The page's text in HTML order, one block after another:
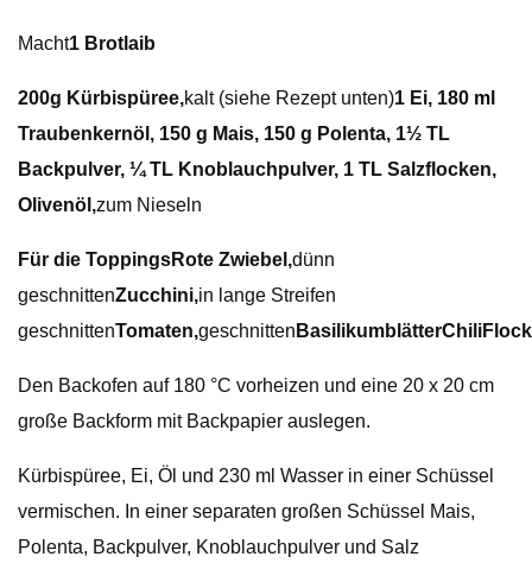
Macht1 Brotlaib
200g Kürbispüree,kalt (siehe Rezept unten)1 Ei, 180 ml
Traubenkernöl, 150 g Mais, 150 g Polenta, 1½ TL
Backpulver, ¼ TL Knoblauchpulver, 1 TL Salzflocken,
Olivenöl,zum Nieseln
Für die ToppingsRote Zwiebel,dünn
geschnittenZucchini,in lange Streifen
geschnittenTomaten,geschnitten BasilikumblätterChili
Den Backofen auf 180 °C vorheizen und eine 20 x 20 cm
große Backform mit Backpapier auslegen.
Kürbispüree, Ei, Öl und 230 ml Wasser in einer Schüssel
vermischen. In einer separaten großen Schüssel Mais,
Polenta, Backpulver, Knoblauchpulver und Salz